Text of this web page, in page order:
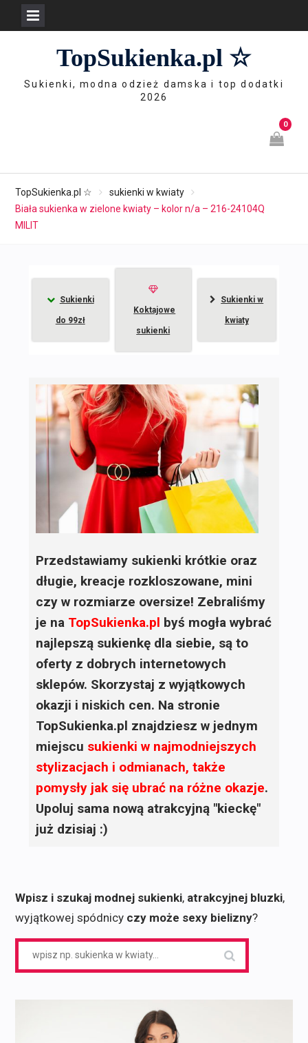
TopSukienka.pl ☆
Sukienki, modna odzież damska i top dodatki
2026
0
TopSukienka.pl ☆
sukienki w kwiaty
Biała sukienka w zielone kwiaty – kolor n/a – 216-24104Q
MILIT
Sukienki
do 99zł
Koktajowe
sukienki
Sukienki w
kwiaty
Przedstawiamy sukienki krótkie oraz
długie, kreacje rozkloszowane, mini
czy w rozmiarze oversize! Zebraliśmy
je na TopSukienka.pl byś mogła wybrać
najlepszą sukienkę dla siebie, są to
oferty z dobrych internetowych
sklepów. Skorzystaj z wyjątkowych
okazji i niskich cen. Na stronie
TopSukienka.pl znajdziesz w jednym
miejscu sukienki w najmodniejszych
stylizacjach i odmianach, także
pomysły jak się ubrać na różne okazje.
Upoluj sama nową atrakcyjną "kieckę"
już dzisiaj :)
Wpisz i szukaj modnej sukienki, atrakcyjnej bluzki,
wyjątkowej spódnicy czy może sexy bielizny?